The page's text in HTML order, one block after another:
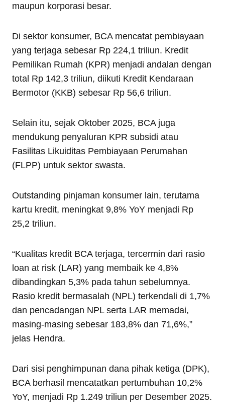
maupun korporasi besar.
Di sektor konsumer, BCA mencatat pembiayaan
yang terjaga sebesar Rp 224,1 triliun. Kredit
Pemilikan Rumah (KPR) menjadi andalan dengan
total Rp 142,3 triliun, diikuti Kredit Kendaraan
Bermotor (KKB) sebesar Rp 56,6 triliun.
Selain itu, sejak Oktober 2025, BCA juga
mendukung penyaluran KPR subsidi atau
Fasilitas Likuiditas Pembiayaan Perumahan
(FLPP) untuk sektor swasta.
Outstanding pinjaman konsumer lain, terutama
kartu kredit, meningkat 9,8% YoY menjadi Rp
25,2 triliun.
“Kualitas kredit BCA terjaga, tercermin dari rasio
loan at risk (LAR) yang membaik ke 4,8%
dibandingkan 5,3% pada tahun sebelumnya.
Rasio kredit bermasalah (NPL) terkendali di 1,7%
dan pencadangan NPL serta LAR memadai,
masing-masing sebesar 183,8% dan 71,6%,”
jelas Hendra.
Dari sisi penghimpunan dana pihak ketiga (DPK),
BCA berhasil mencatatkan pertumbuhan 10,2%
YoY, menjadi Rp 1.249 triliun per Desember 2025.